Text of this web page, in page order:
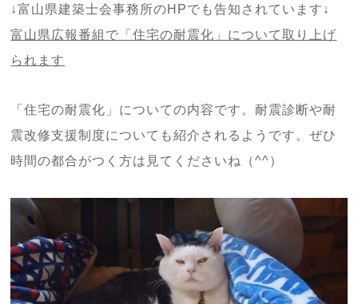
↓富山県建築士会事務所のHPでも告知されています↓
富山県広報番組で「住宅の耐震化」について取り上げ
られます
「住宅の耐震化」についての内容です。耐震診断や耐
震改修支援制度についても紹介されるようです。ぜひ
時間の都合がつく方は見てくださいね（^^）